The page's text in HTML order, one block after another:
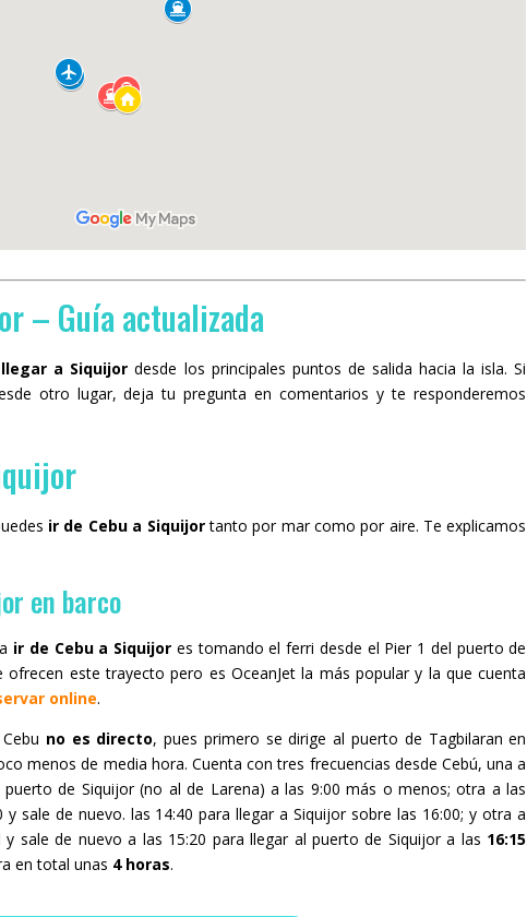
– Guía actualizada
a Siquijor desde los principales puntos de salida hacia la isla. Si
otro lugar, deja tu pregunta en comentarios y te responderemos
ir de Cebu a Siquijortanto por mar como por aire. Te explicamos
en barco
ir de Cebu a Siquijor es tomando el ferri desde el Pier 1 del puerto de
ofrecen este trayecto pero es OceanJet la más popular y la que cuenta
online.
no es directo, pues primero se dirige al puerto de Tagbilaran en
menos de media hora. Cuenta con tres frecuencias desde Cebú, una a
de Siquijor (no al de Larena) a las 9:00 más o menos; otra a las
sale de nuevo. las 14:40 para llegar a Siquijor sobre las 16:00; y otra a
sale de nuevo a las 15:20 para llegar al puerto de Siquijor a las 16:15
en total unas 4 horas.